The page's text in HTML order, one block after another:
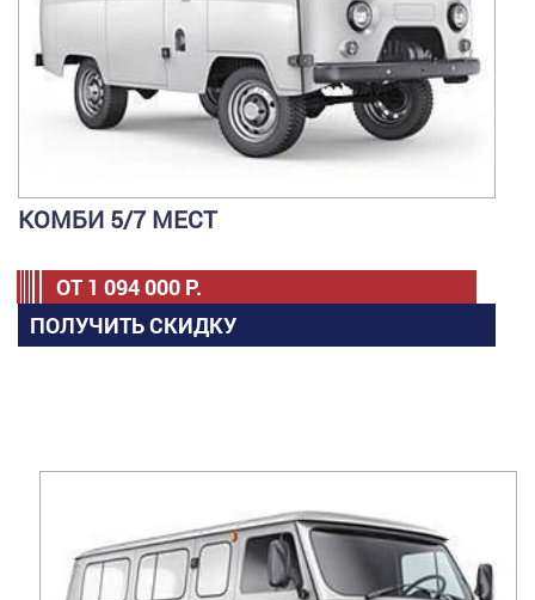
КОМБИ 5/7 МЕСТ
ОТ 1 094 000 Р.
ПОЛУЧИТЬ СКИДКУ